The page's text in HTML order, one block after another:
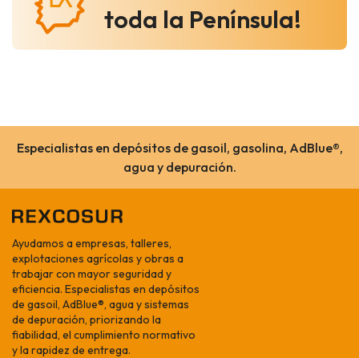
toda la Península!
Especialistas en depósitos de gasoil, gasolina, AdBlue®,
agua y depuración.
Ayudamos a empresas, talleres,
explotaciones agrícolas y obras a
trabajar con mayor seguridad y
eficiencia. Especialistas en depósitos
de gasoil, AdBlue®, agua y sistemas
de depuración, priorizando la
fiabilidad, el cumplimiento normativo
y la rapidez de entrega.